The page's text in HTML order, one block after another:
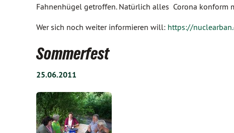
Fahnenhügel getroffen. Natürlich alles Corona konform
Wer sich noch weiter informieren will: https://
Sommerfest
25.06.2011